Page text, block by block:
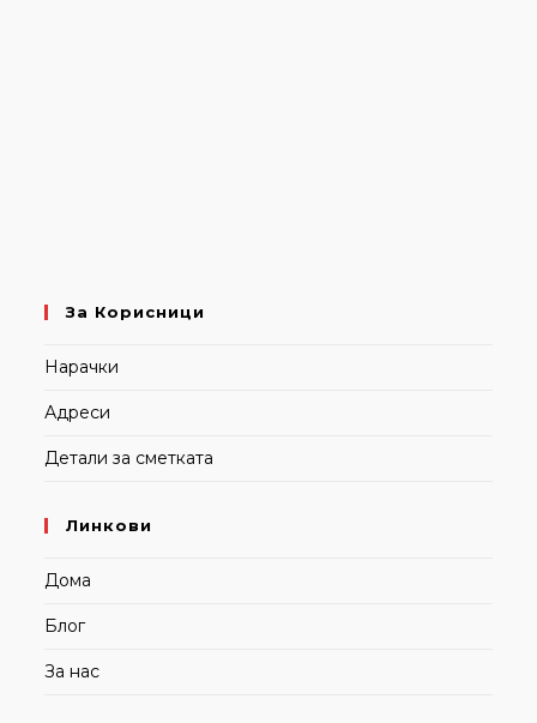
За Корисници
Нарачки
Адреси
Детали за сметката
Линкови
Дома
Блог
За нас